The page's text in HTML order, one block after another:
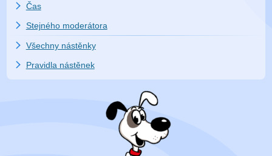
Čas
Stejného moderátora
Všechny nástěnky
Pravidla nástěnek